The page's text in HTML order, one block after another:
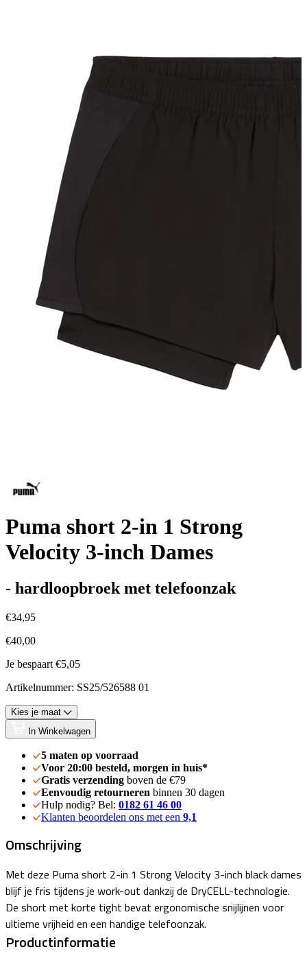
Puma short 2-in 1 Strong
Velocity 3-inch Dames
- hardloopbroek met telefoonzak
€34,95
€40,00
Je bespaart €5,05
Artikelnummer: SS25/526588 01
Kies je maat
In Winkelwagen
5 maten op voorraad
Voor 20:00 besteld, morgen in huis*
Gratis verzending boven de €79
Eenvoudig retourneren binnen 30 dagen
Hulp nodig? Bel: 0182 61 46 00
Klanten beoordelen ons met een 9,1
Omschrijving
Met deze Puma short 2-in 1 Strong Velocity 3-inch black dames
blijf je fris tijdens je work-out dankzij de DryCELL-technologie.
De short met korte tight bevat ergonomische snijlijnen voor
ultieme vrijheid en een handige telefoonzak.
Productinformatie